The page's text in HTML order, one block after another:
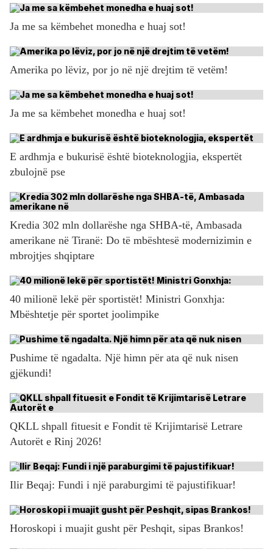
Ja me sa këmbehet monedha e huaj sot!
Amerika po lëviz, por jo në një drejtim të vetëm!
Ja me sa këmbehet monedha e huaj sot!
E ardhmja e bukurisë është bioteknologjia, ekspertët
zbulojnë pse
Kredia 302 mln dollarëshe nga SHBA-të, Ambasada
amerikane në Tiranë: Do të mbështesë modernizimin e
mbrojtjes shqiptare
40 milionë lekë për sportistët! Ministri Gonxhja:
Mbështetje për sportet joolimpike
Pushime të ngadalta. Një himn për ata që nuk nisen
gjëkundi!
QKLL shpall fituesit e Fondit të Krijimtarisë Letrare
Autorët e Rinj 2026!
Ilir Beqaj: Fundi i një paraburgimi të pajustifikuar!
Horoskopi i muajit gusht për Peshqit, sipas Brankos!